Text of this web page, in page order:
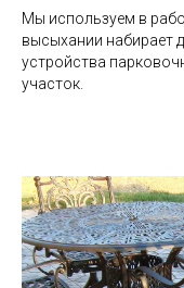
Мы используем в
высыхании набирает
устройства
участок.